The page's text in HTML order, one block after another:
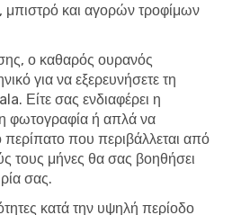
και αγορών τροφίμων
ο καθαρός ουρανός
για να εξερευνήσετε τη
Είτε σας ενδιαφέρει η
φωτογραφία ή απλά να
που περιβάλλεται από
τους μήνες θα σας βοηθήσει
σας.
κατά την υψηλή περίοδο